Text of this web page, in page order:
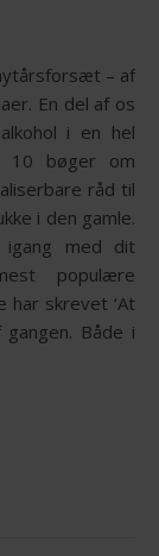
En del af os
i en hel
10 bøger om
råd til
i den gamle.
med dit
populære
har skrevet ‘At
Både i